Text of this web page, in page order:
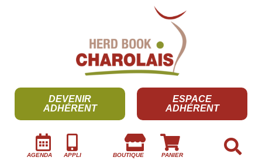
DEVENIR
ADHÉRENT
ESPACE
ADHÉRENT
AGENDA APPLI BOUTIQUE PANIER